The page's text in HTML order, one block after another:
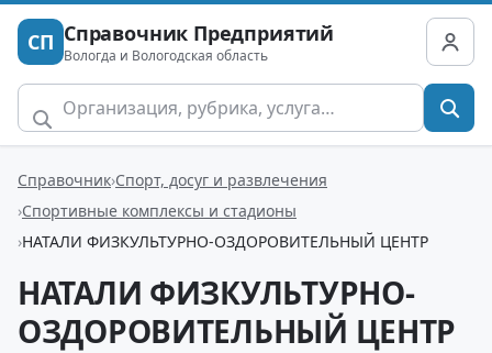
СП Справочник Предприятий
Вологда и Вологодская область
Справочник Спорт, досуг и развлечения
Спортивные комплексы и стадионы
НАТАЛИ ФИЗКУЛЬТУРНО-ОЗДОРОВИТЕЛЬНЫЙ ЦЕНТР
НАТАЛИ ФИЗКУЛЬТУРНО-
ОЗДОРОВИТЕЛЬНЫЙ ЦЕНТР